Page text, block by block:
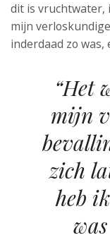
dit is vruchtwater,
mijn
inderdaad zo was,
“Het
mijn
zich
heb